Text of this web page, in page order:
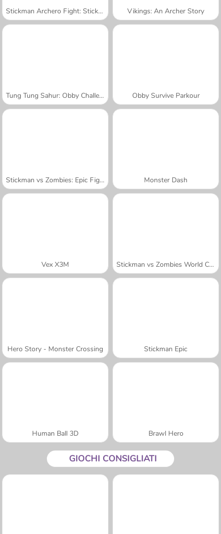
Stickman Archero Fight: Stick Shadow Fight War Vikings: An Archer Story
Tung Tung Sahur: Obby Challenge Obby Survive Parkour
Stickman vs Zombies: Epic Fight Monster Dash
Vex X3M Stickman vs Zombies World Craft
Hero Story - Monster Crossing Stickman Epic
Human Ball 3D Brawl Hero
GIOCHI CONSIGLIATI